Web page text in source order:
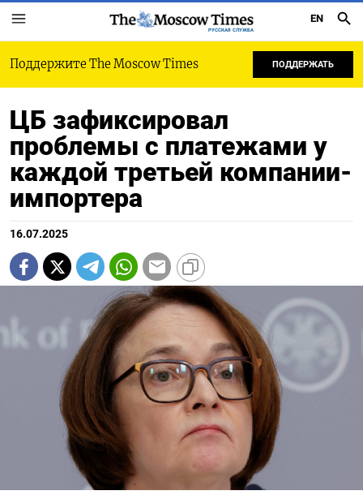
РУССКАЯ СЛУЖБА
EN
Поддержите The Moscow Times ПОДДЕРЖАТЬ
ЦБ зафиксировал
проблемы с платежами у
каждой третьей компании-
импортера
16.07.2025